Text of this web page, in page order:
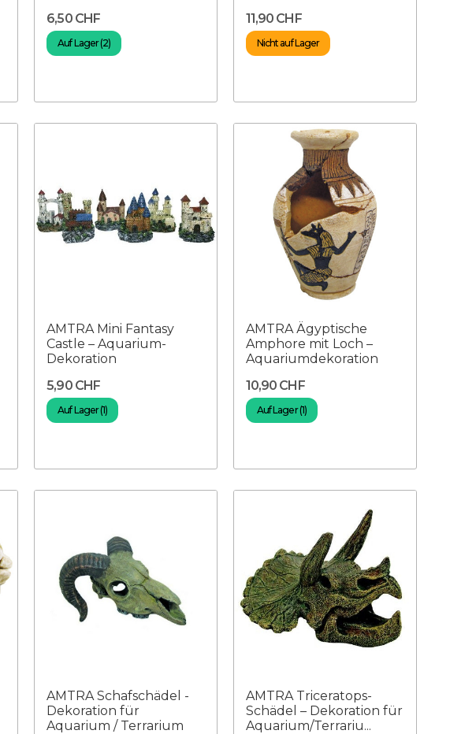
6,50 CHF
Auf Lager (2)
11,90 CHF
Nicht auf Lager
AMTRA Mini Fantasy
Castle – Aquarium-
Dekoration
5,90 CHF
Auf Lager (1)
AMTRA Ägyptische
Amphore mit Loch –
Aquariumdekoration
10,90 CHF
Auf Lager (1)
AMTRA Schafschädel -
Dekoration für
Aquarium / Terrarium
AMTRA Triceratops-
Schädel – Dekoration für
Aquarium/Terrariu...